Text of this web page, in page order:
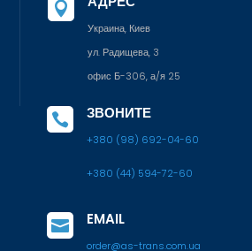

Украина, Киев
ул. Радищева, 3
офис Б-306, а/я 25
 ЗВОНИТЕ
+380 (98) 692-04-60
+380 (44) 594-72-60
 EMAIL
order@as-trans.com.ua